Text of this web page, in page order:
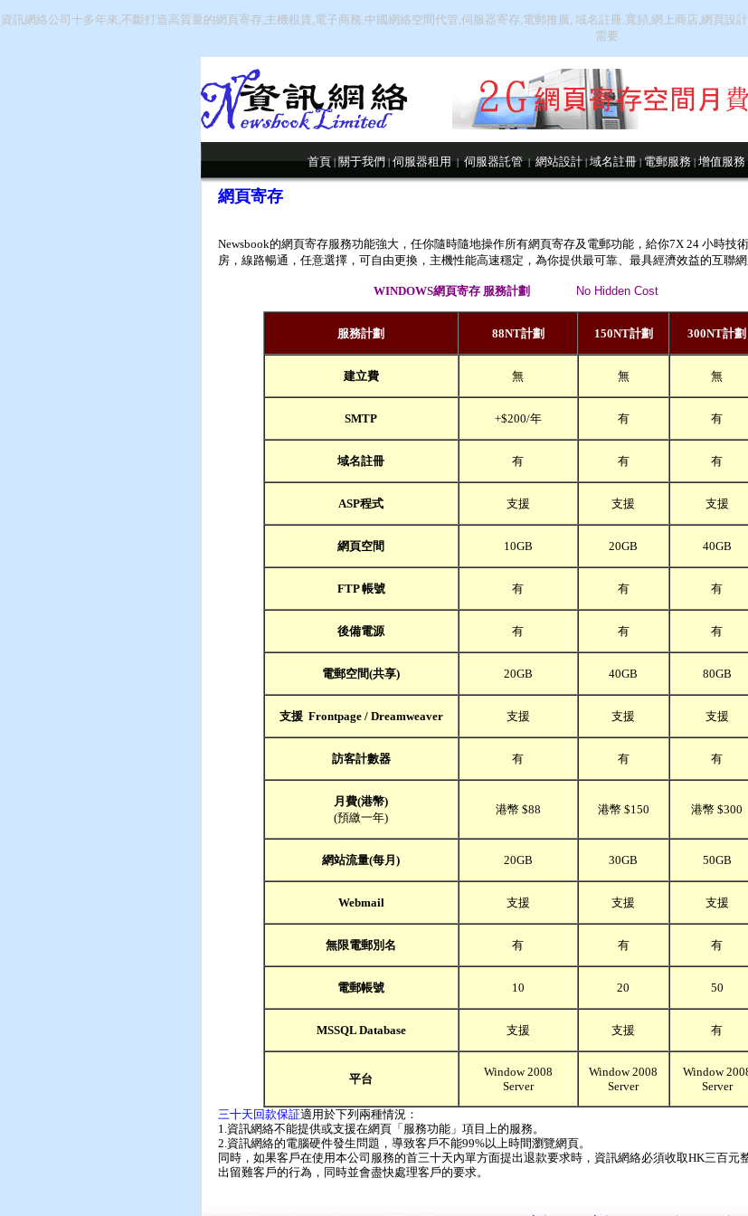
資訊網絡公司十多年來,不斷打造高質量的網頁寄存,主機租賃,電子商務,中國網絡空間代管,伺服器寄存,電郵推廣, 域名註冊,寬頻,網上商店,網頁
需要.
首頁|關于我們|伺服器租用|伺服器託管|網站設計|域名註冊|電郵服務|增值服務
網頁寄存
Newsbook的網頁寄存服務功能強大，任你隨時隨地操作所有網頁寄存及電郵功能，給你7X 24 小時技
房，線路暢通，任意選擇，可自由更換，主機性能高速穩定，為你提供最可靠、最具經濟效益的互聯網
WINDOWS網頁寄存 服務計劃 No Hidden Cost
服務計劃 88NT計劃 150NT計劃 300NT計劃
建立費 無 無 無
SMTP +$200/年 有 有
域名註冊 有 有 有
ASP程式 支援 支援 支援
網頁空間 10GB 20GB 40GB
FTP帳號 有 有 有
後備電源 有 有 有
電郵空間(共享) 20GB 40GB 80GB
支援Frontpage / Dreamweaver 支援 支援 支援
訪客計數器 有 有 有
月費(港幣)
(預繳一年)
港幣 $88 港幣 $150 港幣 $300
網站流量(每月) 20GB 30GB 50GB
Webmail 支援 支援 支援
無限電郵別名 有 有 有
電郵帳號 10 20 50
MSSQL Database 支援 支援 有
平台
Window 2008
Server
Window 2008
Server
Window
Server
三十天回款保証適用於下列兩種情況：
1.資訊網絡不能提供或支援在網頁「服務功能」項目上的服務。
2.資訊網絡的電腦硬件發生問題，導致客戶不能99%以上時間瀏覽網頁。
同時，如果客戶在使用本公司服務的首三十天內單方面提出退款要求時，資訊網絡必須收取HK三百
出留難客戶的行為，同時並會盡快處理客戶的要求。